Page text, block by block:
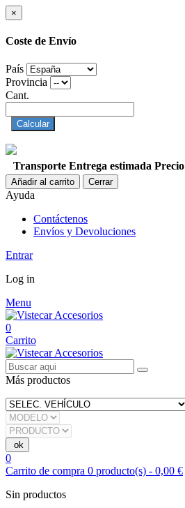
×
Coste de Envío
País
Provincia
Cant.
Calcular
Transporte Entrega estimada Precio
Añadir al carrito Cerrar
Ayuda
Contáctenos
Envíos y Devoluciones
Entrar
Log in
Menu
0
Carrito
Más productos
0
Carrito de compra 0 producto(s) - 0,00 €
Sin productos